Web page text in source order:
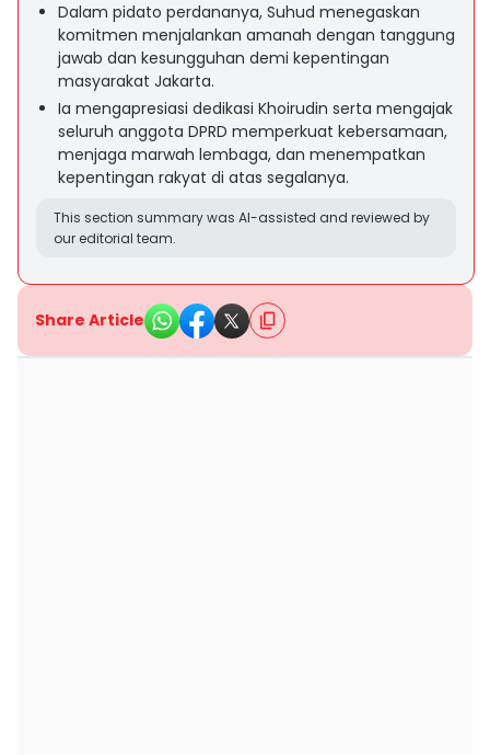
Dalam pidato perdananya, Suhud menegaskan
komitmen menjalankan amanah dengan tanggung
jawab dan kesungguhan demi kepentingan
masyarakat Jakarta.
Ia mengapresiasi dedikasi Khoirudin serta mengajak
seluruh anggota DPRD memperkuat kebersamaan,
menjaga marwah lembaga, dan menempatkan
kepentingan rakyat di atas segalanya.
This section summary was AI-assisted and reviewed by
our editorial team.
Share Article